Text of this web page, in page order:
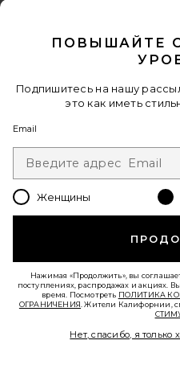
Favorite
ПОВЫШАЙТЕ
Подпишитесь на нашу
это как иметь
Email
Женщины
Нажимая «Продолжить», вы
поступлениях, распродажах и акциях.
время. Посмотреть ПОЛИТИКА
ОГРАНИЧЕНИЯ . Жители Калифорнии,
Нет, спасибо, я только